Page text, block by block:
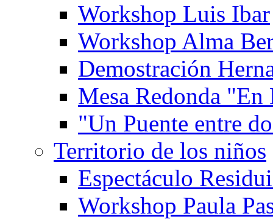
Workshop Luis Ibar
Workshop Alma
Demostración
Mesa Redonda
"Un Puente entre
Territorio de los niños
Espectáculo
Workshop Paula